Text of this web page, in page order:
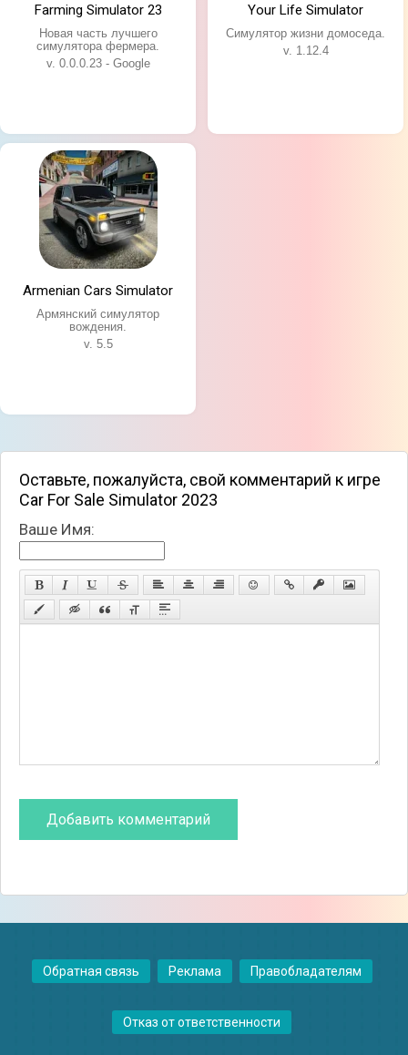
Farming Simulator 23
Новая часть лучшего
симулятора фермера.
v. 0.0.0.23 - Google
Your Life Simulator
Симулятор жизни домоседа.
v. 1.12.4
Armenian Cars Simulator
Армянский симулятор
вождения.
v. 5.5
Оставьте, пожалуйста, свой комментарий к игре
Car For Sale Simulator 2023
Ваше Имя:
Обратная связь Реклама Правобладателям
Отказ от ответственности